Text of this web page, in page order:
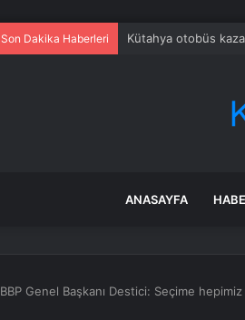
Son Dakika Haberleri Fransa kabusu
ANASAYFA
BBP Genel Başkanı Destici: Seçime